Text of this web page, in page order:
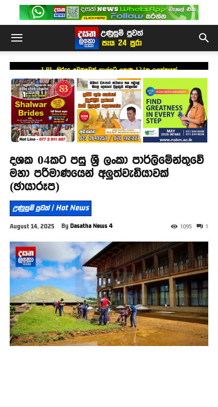
LPL කිරුළ වෙනුවෙන් ගාල්ලට ලකුණු 124ක ඉලක්කයක්
දශක 04කට පසු ශ්‍රී ලංකා පාර්ලිමේන්තුවේ
මහා පරිමාණයෙන් අලුත්වැඩියාවක්
(ඡායාරූප)
උණුසුම් පුවත් | Hot News
August 14, 2025 By Dasatha News 4 1
1095